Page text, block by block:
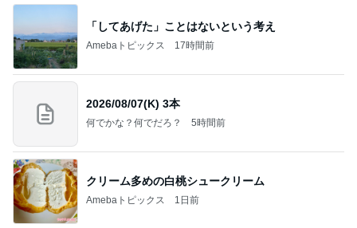
「してあげた」ことはないという考え
Amebaトピックス 17時間前
2026/08/07(K) 3本
何でかな？何でだろ？ 5時間前
クリーム多めの白桃シュークリーム
Amebaトピックス 1日前